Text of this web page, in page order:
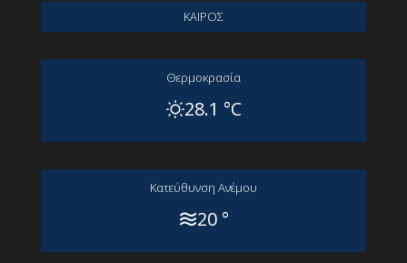
ΚΑΙΡΟΣ
Θερμοκρασία
28.1 °C
Kατεύθυνση Aνέμου
20 °